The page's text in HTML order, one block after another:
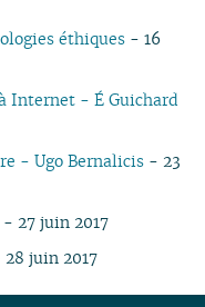
03
01
03
01
03
01
01
05
03
05
03
01
éthiques - 16
Internet - É Guichard
- Ugo Bernalicis- 23
27 juin 2017
juin 2017